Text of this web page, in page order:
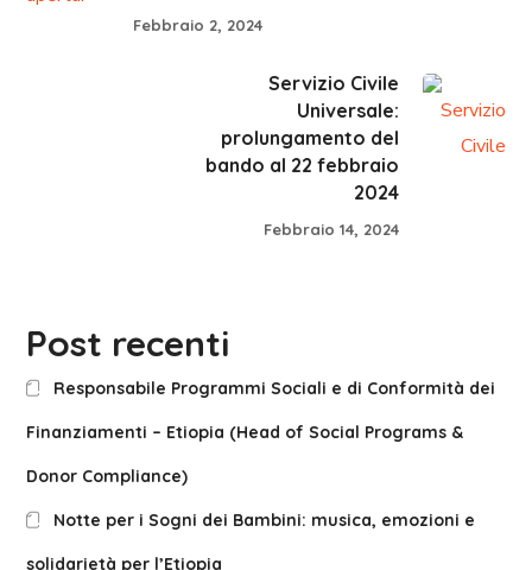
Febbraio 2, 2024
Servizio Civile
Universale:
prolungamento del
bando al 22 febbraio
2024
Febbraio 14, 2024
Post recenti
Responsabile Programmi Sociali e di Conformità dei
Finanziamenti – Etiopia (Head of Social Programs &
Donor Compliance)
Notte per i Sogni dei Bambini: musica, emozioni e
solidarietà per l’Etiopia